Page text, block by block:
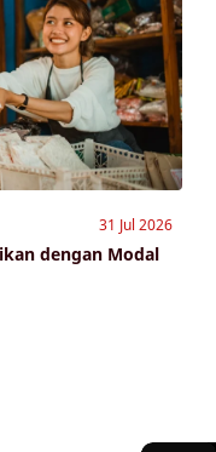
31 Jul 2026
dengan Modal